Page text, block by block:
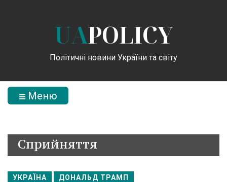
UAPOLICY
Політичні новини України та світу
Меню
Сприйняття
УКРАЇНА ДОНАЛЬД ТРАМП